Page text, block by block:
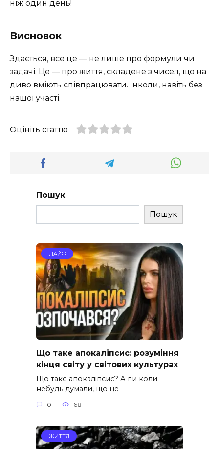
ніж один день!
Висновок
Здається, все це — не лише про формули чи
задачі. Це — про життя, складене з чисел, що на
диво вміють співпрацювати. Інколи, навіть без
нашої участі.
Оцініть статтю
Пошук
Пошук
ЛАЙФ
Що таке апокаліпсис: розуміння
кінця світу у світових культурах
Що таке апокаліпсис? А ви коли-
небудь думали, що це
0 68
ЖИТТЯ